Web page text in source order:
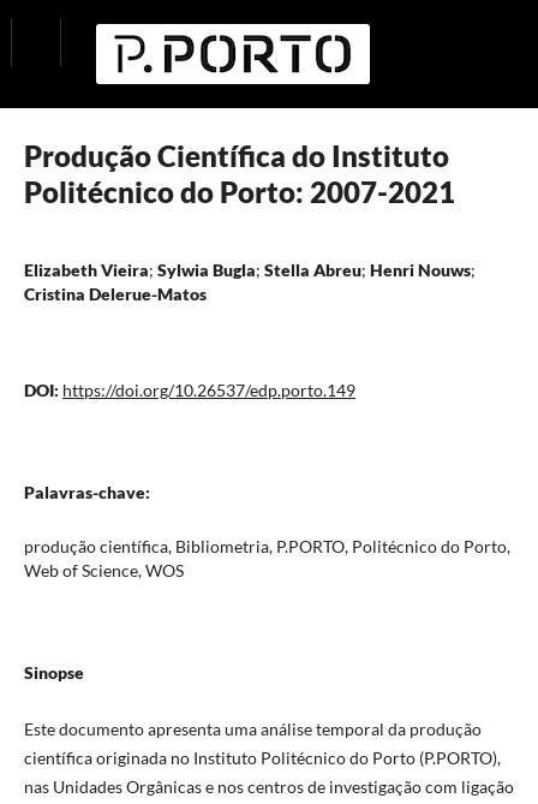
Produção Científica do Instituto
Politécnico do Porto: 2007-2021
Elizabeth Vieira; Sylwia Bugla; Stella Abreu; Henri Nouws;
Cristina Delerue-Matos
DOI: https://doi.org/10.26537/edp.porto.149
Palavras-chave:
produção científica, Bibliometria, P.PORTO, Politécnico do Porto,
Web of Science, WOS
Sinopse
Este documento apresenta uma análise temporal da produção
científica originada no Instituto Politécnico do Porto (P.PORTO),
nas Unidades Orgânicas e nos centros de investigação com ligação